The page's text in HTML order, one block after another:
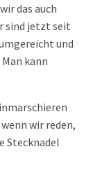
das auch
sind jetzt seit
und
kann
wir reden,
Stecknadel